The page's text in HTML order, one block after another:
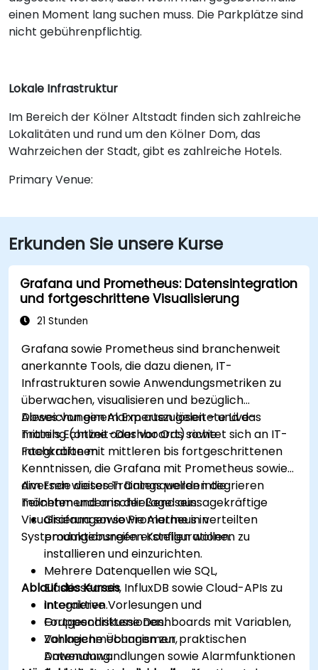
einen Moment lang suchen muss. Die Parkplätze sind
nicht gebührenpflichtig.
Lokale Infrastruktur
Im Bereich der Kölner Altstadt finden sich zahlreiche
Lokalitäten und rund um den Kölner Dom, das
Wahrzeichen der Stadt, gibt es zahlreiche Hotels.
Primary Venue:
Erkunden Sie unsere Kurse
Grafana und Prometheus: Datensintegration
und fortgeschrittene Visualisierung
21 Stunden
Grafana sowie Prometheus sind branchenweit
anerkannte Tools, die dazu dienen, IT-
Infrastrukturen sowie Anwendungsmetriken zu
überwachen, visualisieren und bezüglich
Abweichungen Alarm auszulösen – und das
mittels Echtzeit-Dashboards sowie
Integrationen.
Dieses von einem Experten geleitete Live-
Training (online oder vor Ort) richtet sich an IT-
Fachkräfte mit mittleren bis fortgeschrittenen
Kenntnissen, die Grafana mit Prometheus sowie
diversen weiteren Datenquellen integrieren
möchten und anschließend aussagekräftige
Visualisierungen sowie Alarme in verteilten
Systemumgebungen erstellen wollen.
Am Ende dieses Trainings werden die
Teilnehmenden in der Lage sein:
Grafana sowie Prometheus in
produktionsreifen Konfigurationen zu
installieren und einzurichten.
Mehrere Datenquellen wie SQL,
Elasticsearch, InfluxDB sowie Cloud-APIs zu
integrieren.
Fortgeschrittene Dashboards mit Variablen,
Vorlagenmechanismen,
Datenumwandlungen sowie Alarmfunktionen
Ablauf des Kurses
Interaktive Vorlesungen und
Gruppendiskussionen.
Zahlreiche Übungen zur praktischen
Anwendung.